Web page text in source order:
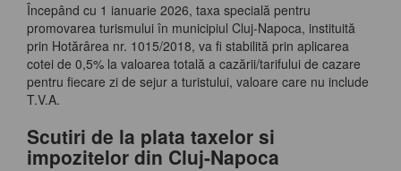
Începând cu 1 ianuarie 2026, taxa specială pentru
promovarea turismului în municipiul Cluj-Napoca, instituită
prin Hotărârea nr. 1015/2018, va fi stabilită prin aplicarea
cotei de 0,5% la valoarea totală a cazării/tarifului de cazare
pentru fiecare zi de sejur a turistului, valoare care nu include
T.V.A.
Scutiri de la plata taxelor si
impozitelor din Cluj-Napoca